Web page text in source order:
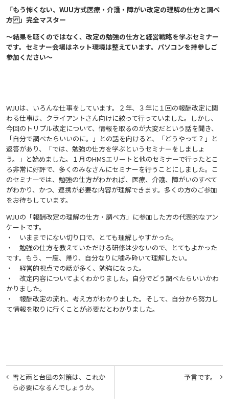
「もう怖くない、WJU方式医療・介護・障がい改定の理解の仕方と調べ
方 」完全マスター
～結果を聴くのではなく、改定の勉強の仕方と経営戦略を学ぶセミナー
です。 セミナー会場はネット環境は整えています。パソコンを持参しご
参加ください～
WJUは、いろんな仕事をしています。２年、３年に１回の報酬改定に関
わる仕事は、クライアントさん向けに絞って行っていました。しかし、
今回のトリプル改定について、情報を取るのが大変だという話を聞き、
「自分で調べたらいいのに。」との話を向けると、「どうやって？」と
返答があり、「では、勉強の仕方を学ぶというセミナーをしましょ
う。」と始めました。１月のHMSエリートと他のセミナーで行ったとこ
ろ非常に好評で、多くのみなさんにセミナーを行うことにしました。こ
のセミナーでは、勉強の仕方がわかれば、医療、介護、障がいのすべて
がわかり、かつ、連携が必要な内容が理解できます。多くの方のご参加
をお待ちしています。
WJUの「報酬改定の理解の仕方・調べ方」に参加した方の代表的なアン
ケートです。
・ いままでにない切り口で、とても理解しやすかった。
・ 勉強の仕方を教えていただける研修は少ないので、とてもよかった
です。もう、一度、帰り、自分なりに噛み砕いて理解したい。
・ 経営的視点での話が多く、勉強になった。
・ 改定内容についてよくわかりました。自分でどう調べたらいいかわ
かりました。
・ 報酬改定の流れ、考え方がわかりました。そして、自分から努力し
て情報を取りに行くことが必要だとわかりました。
投
稿
予言です。
雪と雨と台風の対策は、これか
ら必要になるんでしょうか。